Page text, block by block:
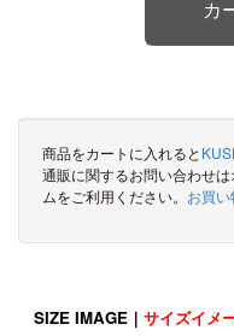
商品をカートに入れると
通販に関するお問い合わせ
ムをご利用ください。 お買
SIZE IMAGE｜ サイズイメ